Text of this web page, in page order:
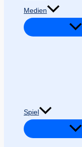
Medien
Spiel